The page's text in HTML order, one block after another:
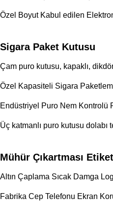
Özel Boyut Kabul edilen
Sigara Paket Kutusu
Çam puro kutusu, kapaklı,
Özel Kapasiteli Sigara
Endüstriyel Puro Nem Kontrolü
Üç katmanlı puro kutusu dolabı
Mühür Çıkartması Etiket
Altın Çaplama Sıcak Damga
Fabrika Cep Telefonu Ekran